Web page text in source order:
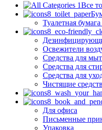
Все
Туалетная
Освежители
Средства для
Средства для
Средства для
Чистящие
Для офиса
Письменные
Упаковка